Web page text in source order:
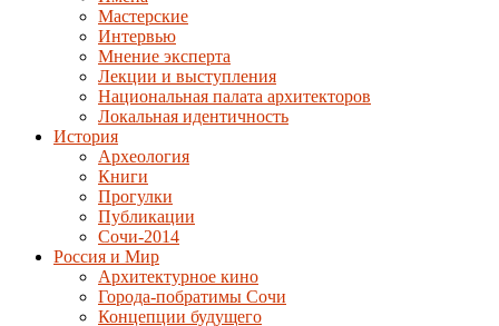
Мастерские
Интервью
Мнение эксперта
Лекции и выступления
Национальная палата архитекторов
Локальная идентичность
История
Археология
Книги
Прогулки
Публикации
Сочи-2014
Россия и Мир
Архитектурное кино
Города-побратимы Сочи
Концепции будущего